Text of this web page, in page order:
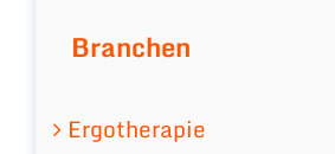
Branchen
Ergotherapie